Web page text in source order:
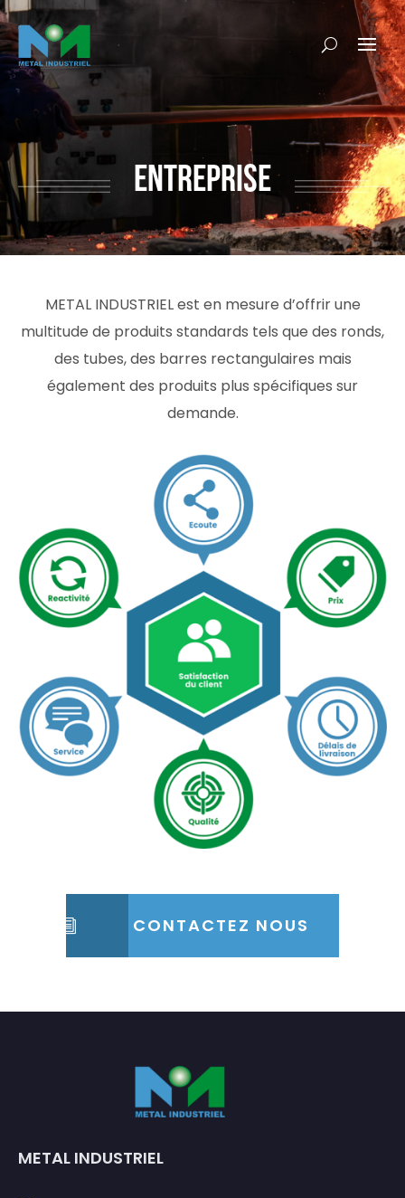
ENTREPRISE
METAL INDUSTRIEL est en mesure d’offrir une
multitude de produits standards tels que des ronds,
des tubes, des barres rectangulaires mais
également des produits plus spécifiques sur
demande.
CONTACTEZ NOUS
METAL INDUSTRIEL